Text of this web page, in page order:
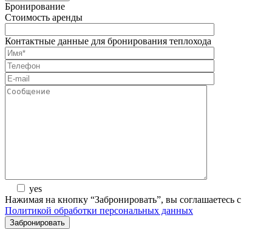
Бронирование
Стоимость аренды
Контактные данные для бронирования теплохода
yes
Нажимая на кнопку “Забронировать”, вы соглашаетесь с
Политикой обработки персональных данных